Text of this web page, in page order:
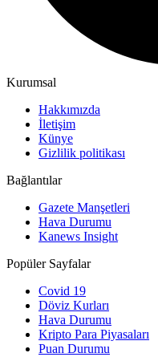
Kurumsal
Hakkımızda
İletişim
Künye
Gizlilik politikası
Bağlantılar
Gazete Manşetleri
Hava Durumu
Kanews Insight
Popüler Sayfalar
Covid 19
Döviz Kurları
Hava Durumu
Kripto Para Piyasaları
Puan Durumu